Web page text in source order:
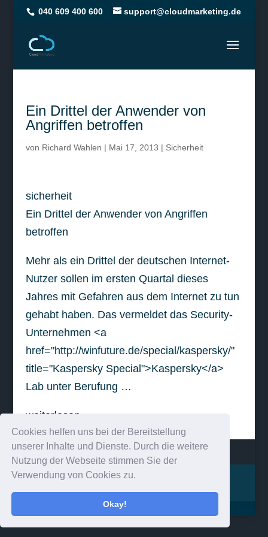
Cookies helfen uns bei der Bereitstellung
unserer Inhalte und Dienste. Durch die weitere
Nutzung der Webseite stimmen Sie der
Verwendung von Cookies zu.
Okay!
040 609 400 600 support@cloudmarketing.de
Ein Drittel der Anwender von
Angriffen betroffen
von Richard Wahlen | Mai 17, 2013 | Sicherheit
sicherheit
Ein Drittel der Anwender von Angriffen
betroffen
Mehr als ein Drittel der deutschen Internet-
Nutzer sollen im ersten Quartal dieses
Jahres mit Gefahren aus dem Internet zu tun
gehabt haben. Das vermeldet das Security-
Unternehmen <a
href="http://winfuture.de/special/kaspersky/"
title="Kaspersky Special">Kaspersky</a>
Lab unter Berufung …
weiterlesen